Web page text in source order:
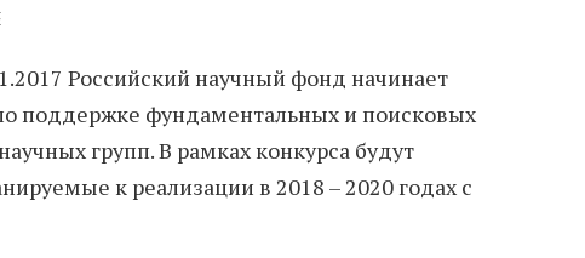
Российский научный фонд начинает
поддержке фундаментальных и поисковых
групп. В рамках конкурса будут
к реализации в 2018 – 2020 годах с